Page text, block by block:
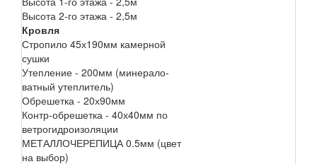
Высота 2-го этажа - 2,5м
Кровля
Стропило 45х190мм камерной
сушки
Утепление - 200мм (минерало-
ватный утеплитель)
Обрешетка - 20х90мм
Контр-обрешетка - 40х40мм по
ветрогидроизоляции
МЕТАЛЛОЧЕРЕПИЦА 0.5мм (цвет
на выбор)